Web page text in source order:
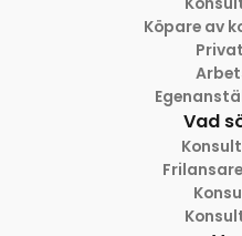
Köpare av
Vad